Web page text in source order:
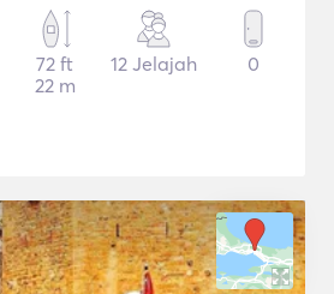
72 ft
22 m
12 Jelajah 0